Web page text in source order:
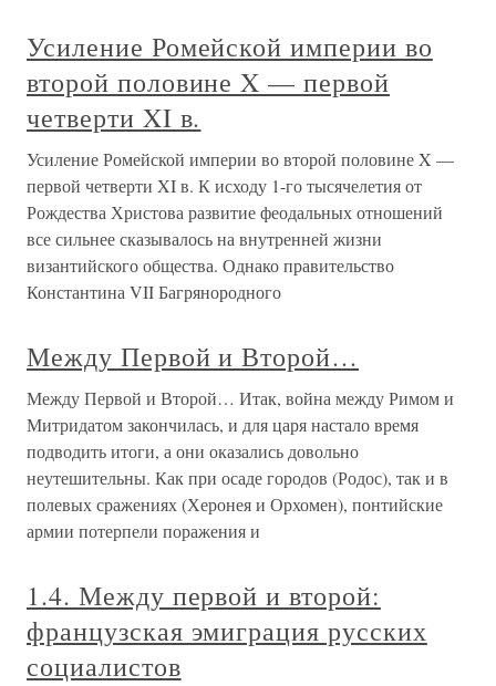
Усиление Ромейской империи во
второй половине X — первой
четверти XI в.
Усиление Ромейской империи во второй половине X —
первой четверти XI в. К исходу 1-го тысячелетия от
Рождества Христова развитие феодальных отношений
все сильнее сказывалось на внутренней жизни
византийского общества. Однако правительство
Константина VII Багрянородного
Между Первой и Второй…
Между Первой и Второй… Итак, война между Римом и
Митридатом закончилась, и для царя настало время
подводить итоги, а они оказались довольно
неутешительны. Как при осаде городов (Родос), так и в
полевых сражениях (Херонея и Орхомен), понтийские
армии потерпели поражения и
1.4. Между первой и второй:
французская эмиграция русских
социалистов